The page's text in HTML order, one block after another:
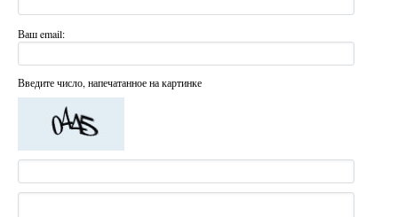
Ваш email:
Введите число, напечатанное на картинке